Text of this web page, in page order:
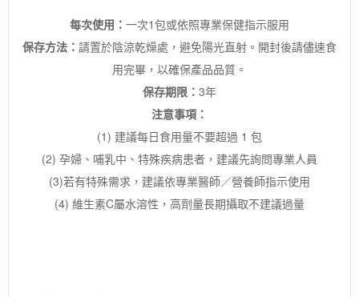
每次使用： 一次1包或依照專業保健指示服用
保存方法： 請置於陰涼乾燥處，避免陽光直射。開封後請儘速食
用完畢，以確保產品品質。
保存期限： 3年
注意事項：
(1) 建議每日食用量不要超過 1 包
(2) 孕婦、哺乳中、特殊疾病患者，建議先詢問專業人員
(3)若有特殊需求，建議依專業醫師／營養師指示使用
(4) 維生素C屬水溶性，高劑量長期攝取不建議過量